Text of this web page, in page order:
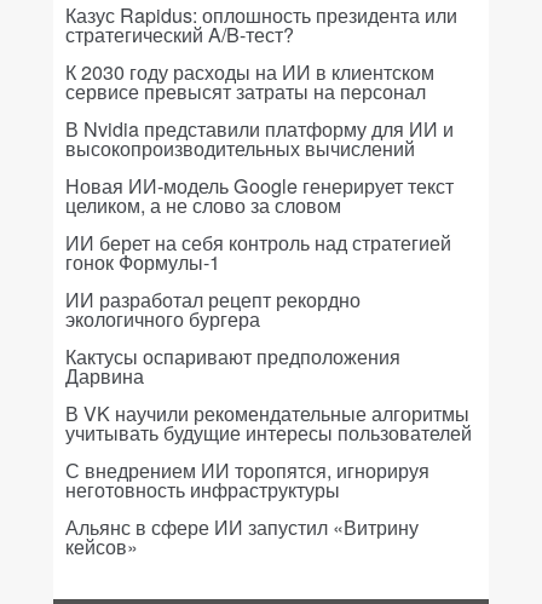
Казус Rapidus: оплошность президента или
стратегический A/B-тест?
К 2030 году расходы на ИИ в клиентском
сервисе превысят затраты на персонал
В Nvidia представили платформу для ИИ и
высокопроизводительных вычислений
Новая ИИ-модель Google генерирует текст
целиком, а не слово за словом
ИИ берет на себя контроль над стратегией
гонок Формулы-1
ИИ разработал рецепт рекордно
экологичного бургера
Кактусы оспаривают предположения
Дарвина
В VK научили рекомендательные алгоритмы
учитывать будущие интересы пользователей
С внедрением ИИ торопятся, игнорируя
неготовность инфраструктуры
Альянс в сфере ИИ запустил «Витрину
кейсов»